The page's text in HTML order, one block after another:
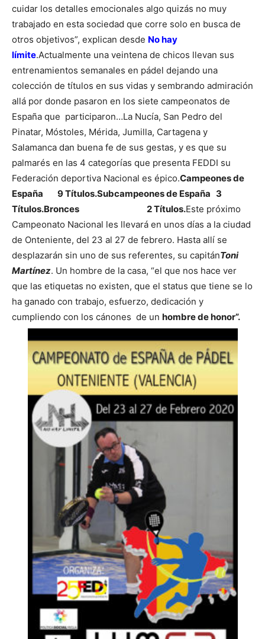
cuidar los detalles emocionales algo quizás no muy
trabajado en esta sociedad que corre solo en busca de
otros objetivos”, explican desde No hay
límite.Actualmente una veintena de chicos llevan sus
entrenamientos semanales en pádel dejando una
colección de títulos en sus vidas y sembrando admiración
allá por donde pasaron en los siete campeonatos de
España que participaron…La Nucía, San Pedro del
Pinatar, Móstoles, Mérida, Jumilla, Cartagena y
Salamanca dan buena fe de sus gestas, y es que su
palmarés en las 4 categorías que presenta FEDDI su
Federación deportiva Nacional es épico.Campeones de
España 9 Títulos.Subcampeones de España 3
Títulos.Bronces 2 Títulos.Este próximo
Campeonato Nacional les llevará en unos días a la ciudad
de Onteniente, del 23 al 27 de febrero. Hasta allí se
desplazarán sin uno de sus referentes, su capitánToni
Martínez. Un hombre de la casa, “el que nos hace ver
que las etiquetas no existen, que el status que tiene se lo
ha ganado con trabajo, esfuerzo, dedicación y
cumpliendo con los cánones de un hombre de honor”.